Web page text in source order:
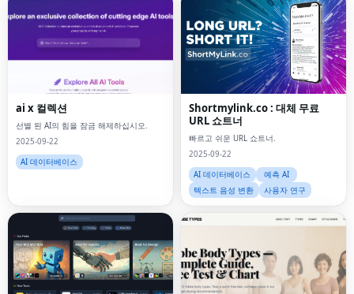
ai x 컬렉션
선별 된 AI의 힘을 잠금 해제하십시오.
2025-09-22
AI 데이터베이스
Shortmylink.co : 대체 무료
URL 쇼트너
빠르고 쉬운 URL 쇼트너.
2025-09-22
AI 데이터베이스
예측 AI
텍스트 음성 변환
사용자 연구